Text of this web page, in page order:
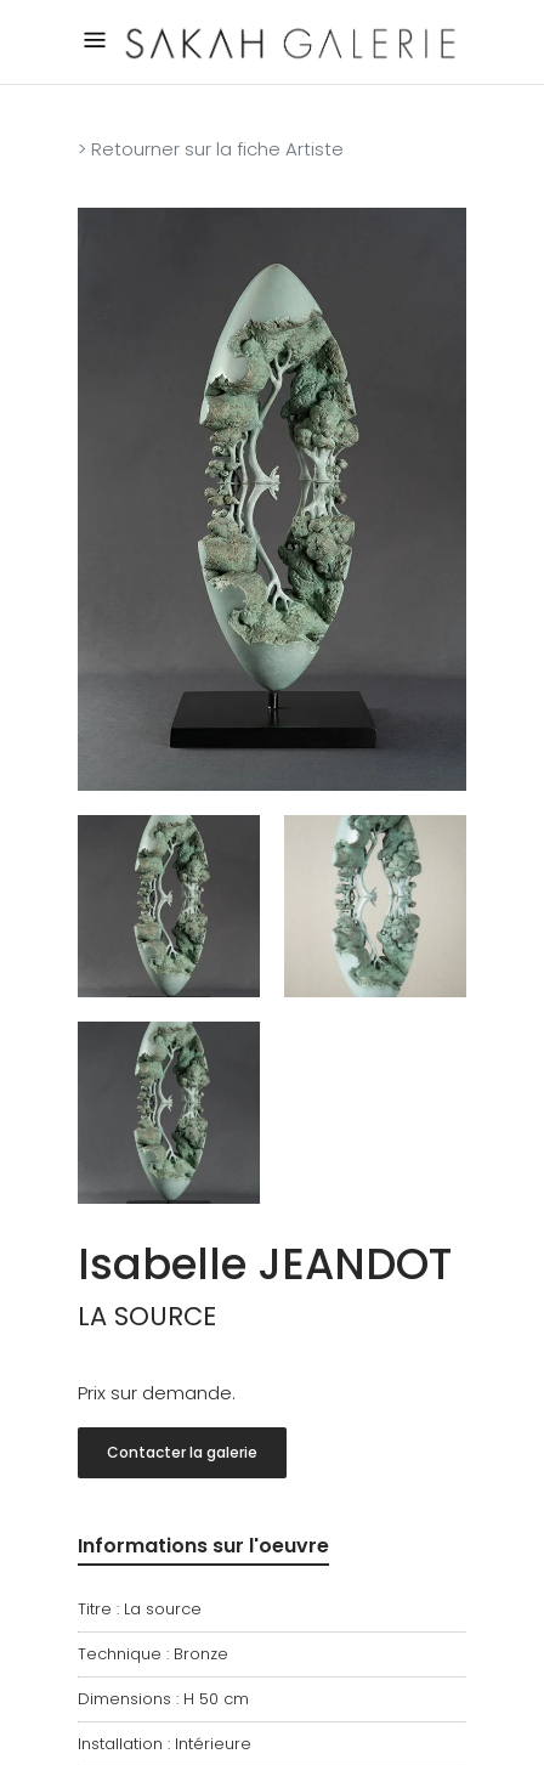
> Retourner sur la fiche Artiste
Isabelle JEANDOT
LA SOURCE
Prix sur demande.
Contacter la galerie
Informations sur l'oeuvre
Titre : La source
Technique : Bronze
Dimensions : H 50 cm
Installation : Intérieure